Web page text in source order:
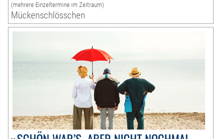
(mehrere Einzeltermine im Zeitraum)
Mückenschlösschen